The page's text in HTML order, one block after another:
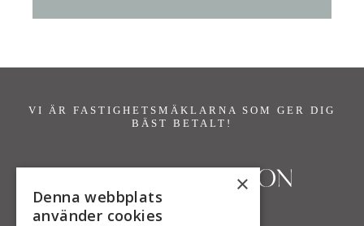
VI ÄR FASTIGHETSMÄKLARNA SOM GER DIG
BÄST BETALT!
×
Denna webbplats
använder cookies